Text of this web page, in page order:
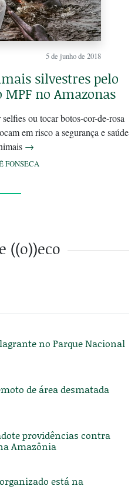
5 de junho de 2018
silvestres pelo
no Amazonas
ou tocar botos-cor-de-rosa
em risco a segurança e saúde
→
FONSECA
((o))eco
no Parque Nacional
de área desmatada
providências contra
Amazônia
está na